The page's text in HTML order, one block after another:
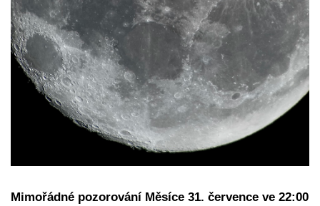
Mimořádné pozorování Měsíce 31. července ve 22:00